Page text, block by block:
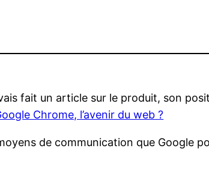
fait un article sur le produit, son
Chrome, l’avenir du web ?
de communication que Google